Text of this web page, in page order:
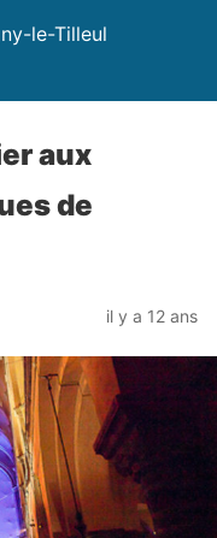
le-Tilleul
aux
de
il y a 12 ans